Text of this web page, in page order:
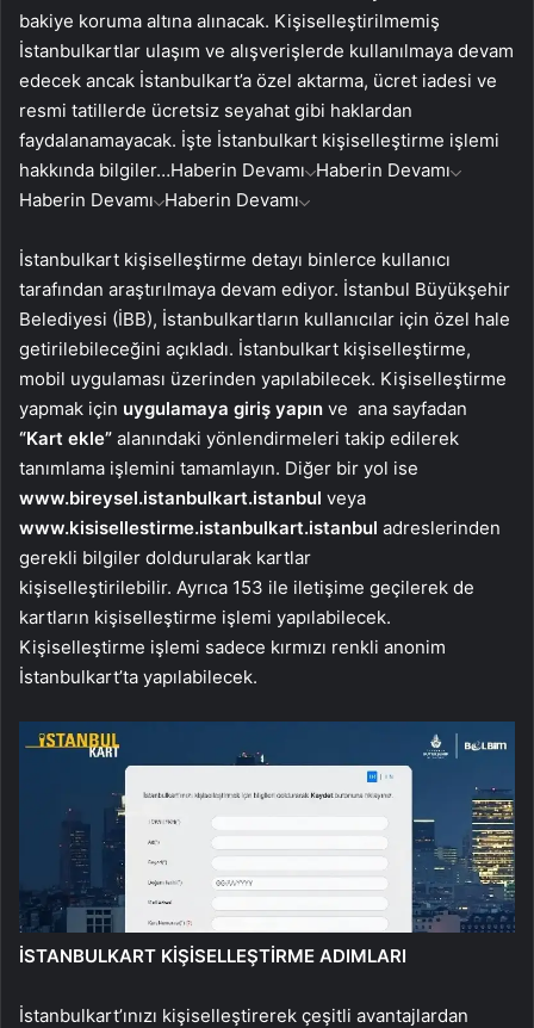
bakiye koruma altına alınacak. Kişiselleştirilmemiş
İstanbulkartlar ulaşım ve alışverişlerde kullanılmaya devam
edecek ancak İstanbulkart’a özel aktarma, ücret iadesi ve
resmi tatillerde ücretsiz seyahat gibi haklardan
faydalanamayacak. İşte İstanbulkart kişiselleştirme işlemi
hakkında bilgiler…Haberin Devamı Haberin Devamı
Haberin Devamı Haberin Devamı
İstanbulkart kişiselleştirme detayı binlerce kullanıcı
tarafından araştırılmaya devam ediyor. İstanbul Büyükşehir
Belediyesi (İBB), İstanbulkartların kullanıcılar için özel hale
getirilebileceğini açıkladı. İstanbulkart kişiselleştirme,
mobil uygulaması üzerinden yapılabilecek. Kişiselleştirme
yapmak için uygulamaya giriş yapın ve ana sayfadan
“Kart ekle” alanındaki yönlendirmeleri takip edilerek
tanımlama işlemini tamamlayın. Diğer bir yol ise
www.bireysel.istanbulkart.istanbul veya
www.kisisellestirme.istanbulkart.istanbul adreslerinden
gerekli bilgiler doldurularak kartlar
kişiselleştirilebilir. Ayrıca 153 ile iletişime geçilerek de
kartların kişiselleştirme işlemi yapılabilecek.
Kişiselleştirme işlemi sadece kırmızı renkli anonim
İstanbulkart’ta yapılabilecek.
İSTANBULKART KİŞİSELLEŞTİRME ADIMLARI
İstanbulkart’ınızı kişiselleştirerek çeşitli avantajlardan